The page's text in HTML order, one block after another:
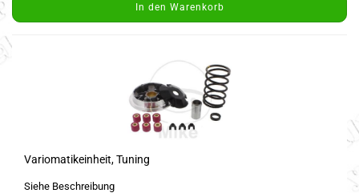
In den Warenkorb
Variomatikeinheit, Tuning
Siehe Beschreibung